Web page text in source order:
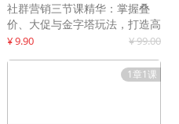
社群营销三节课精华：掌握叠
价、大促与金字塔玩法，打造高
效营销体系
¥ 9.90 ¥ 99.00
1章1课